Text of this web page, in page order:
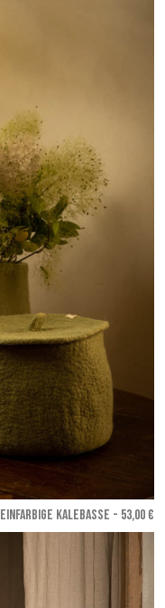
EINFARBIGE KALEBASSE - 53,00 €